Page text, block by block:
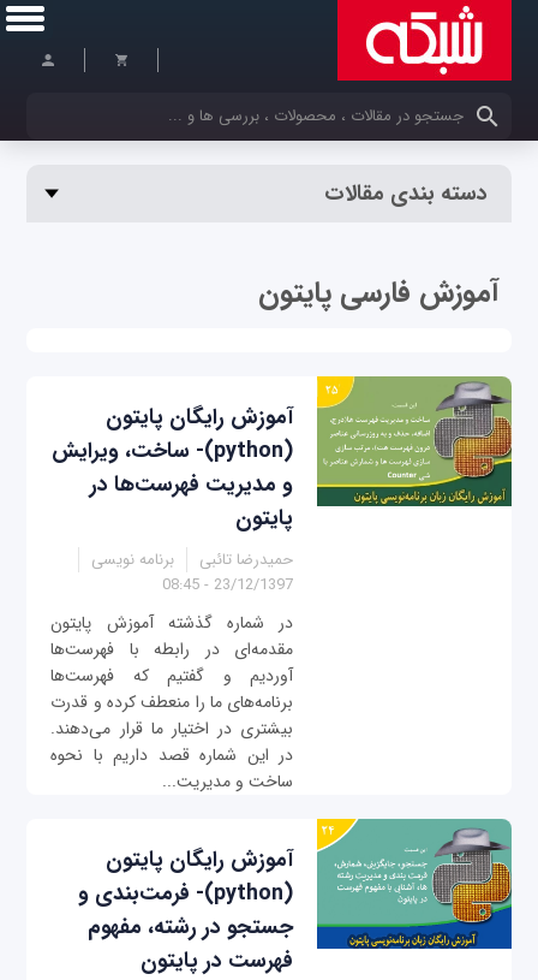
کلمات کلیدی خود را وارد کنید
دسته بندی مقالات
آموزش فارسی پایتون
آموزش رایگان پایتون
(python)- ساخت، ویرایش
و مدیریت فهرست‌ها در
پایتون
حمیدرضا تائبی
برنامه نویسی
23/12/1397 - 08:45
در شماره گذشته آموزش پایتون
مقدمه‌ای در رابطه با فهرست‌ها
آوردیم و گفتیم که فهرست‌ها
برنامه‌های ما را منعطف کرده و قدرت
بیشتری در اختیار ما قرار می‌دهند.
در این شماره قصد داریم با نحوه
ساخت و مدیریت...
آموزش رایگان پایتون
(python)- فرمت‌بندی و
جستجو در رشته، مفهوم
فهرست در پایتون